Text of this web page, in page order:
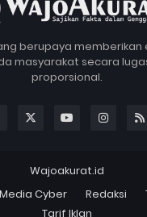
berupaya memberikan
masyarakat secara
proporsional.
Wajoakurat.id
Cyber
Redaksi
Tarif Iklan